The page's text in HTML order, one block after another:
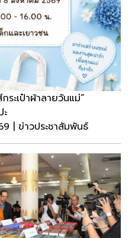
ระเป๋าผ้าลายวันแม่”
| ข่าวประชาสัมพันธ์